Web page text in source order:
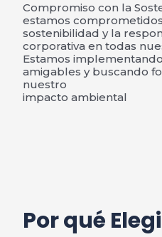
Compromiso con la
estamos
sostenibilidad y la
corporativa en todas
Estamos
amigables y buscando
nuestro
impacto ambiental
Por qué